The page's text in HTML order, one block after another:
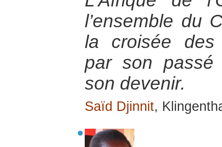
l’ensemble du
la croisée des
par son passé
son devenir.
Saïd Djinnit,